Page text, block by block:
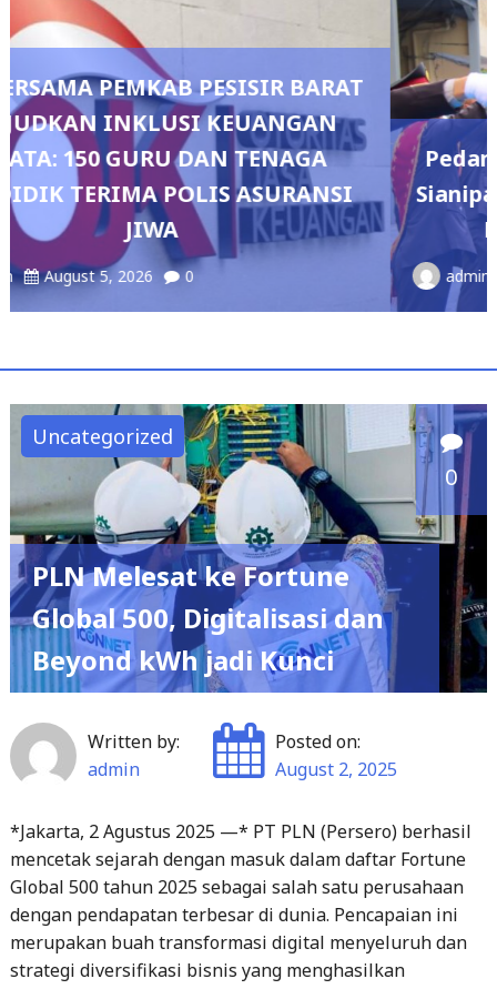
Pedang Pora Sambut Kombes Herbin
Sianipar, Babak Baru Kepemimpinan di
Polresta Bandar Lampung
admin August 4, 2026
Uncategorized
0
PLN Melesat ke Fortune
Global 500, Digitalisasi dan
Beyond kWh jadi Kunci
Written by:
admin
Posted on:
August 2, 2025
*Jakarta, 2 Agustus 2025 —* PT PLN (Persero) berhasil
mencetak sejarah dengan masuk dalam daftar Fortune
Global 500 tahun 2025 sebagai salah satu perusahaan
dengan pendapatan terbesar di dunia. Pencapaian ini
merupakan buah transformasi digital menyeluruh dan
strategi diversifikasi bisnis yang menghasilkan